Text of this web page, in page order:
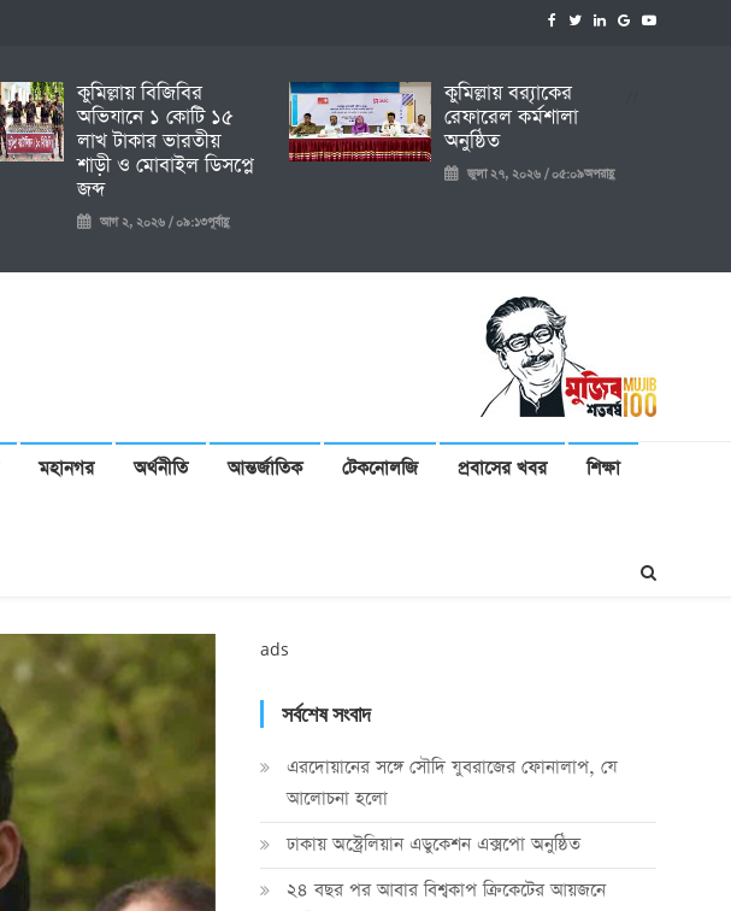
কুমিল্লায় বিজিবির
অভিযানে ১ কোটি ১৫
লাখ টাকার ভারতীয়
শাড়ী ও মোবাইল ডিসপ্লে
জব্দ
আগ ২, ২০২৬ / ০৯:১৩পূর্বাহ্ণ
কুমিল্লায় ব্র‍্যাকের
রেফারেল কর্মশালা
অনুষ্ঠিত
জুলা ২৭, ২০২৬ / ০৫:০৯অপরাহ্ণ
মহানগর অর্থনীতি আন্তর্জাতিক টেকনোলজি প্রবাসের খবর শিক্ষা
ads
সর্বশেষ সংবাদ
এরদোয়ানের সঙ্গে সৌদি যুবরাজের ফোনালাপ, যে
আলোচনা হলো
ঢাকায় অস্ট্রেলিয়ান এডুকেশন এক্সপো অনুষ্ঠিত
২৪ বছর পর আবার বিশ্বকাপ ক্রিকে‌টের আয়জনে